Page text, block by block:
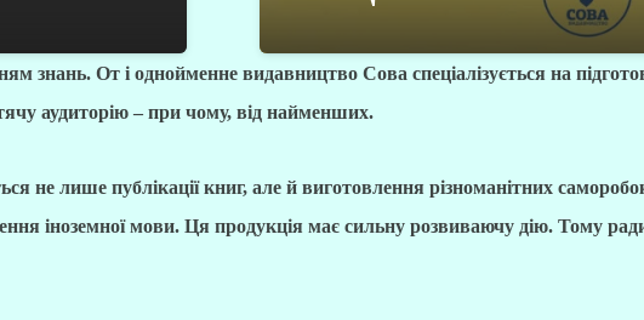
знань. От і однойменне видавництво Сова спеціалізується на
аудиторію – при чому, від найменших.
не лише публікації книг, але й виготовлення різноманітних
іноземної мови. Ця продукція має сильну розвиваючу дію. Тому